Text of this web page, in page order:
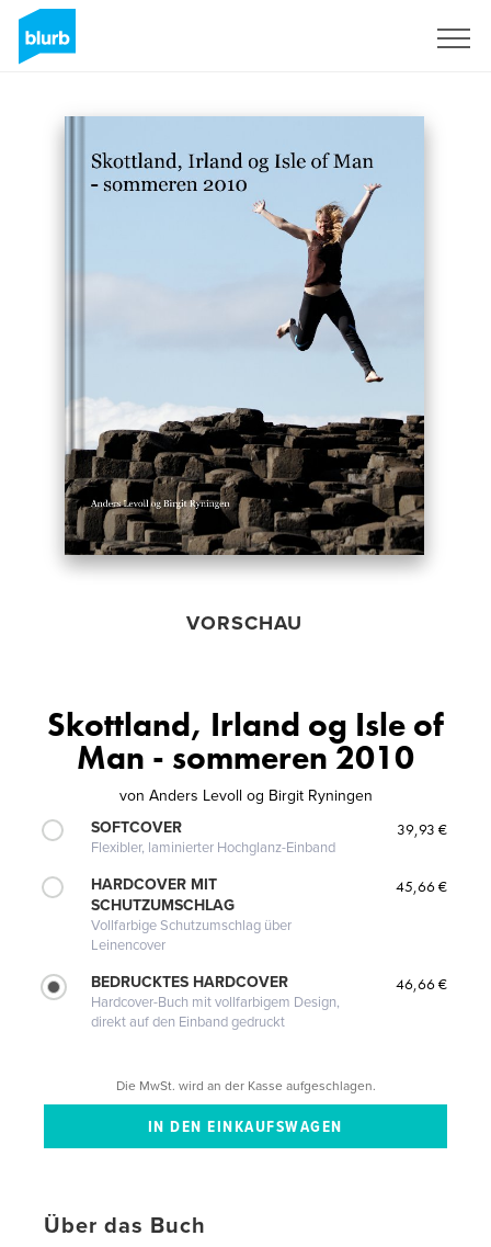
VORSCHAU
Skottland, Irland og Isle of
Man - sommeren 2010
von Anders Levoll og Birgit Ryningen
SOFTCOVER
Flexibler, laminierter Hochglanz-Einband
39,93 €
HARDCOVER MIT
SCHUTZUMSCHLAG
Vollfarbige Schutzumschlag über
Leinencover
45,66 €
BEDRUCKTES HARDCOVER
Hardcover-Buch mit vollfarbigem Design,
direkt auf den Einband gedruckt
46,66 €
Die MwSt. wird an der Kasse aufgeschlagen.
Über das Buch